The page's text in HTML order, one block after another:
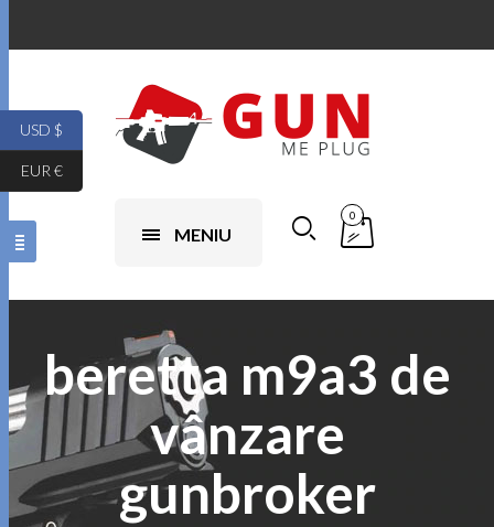
MENIU
0
beretta m9a3 de
vânzare
gunbroker
USD $
EUR €